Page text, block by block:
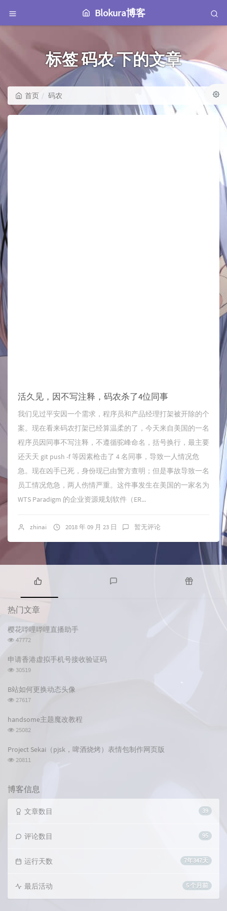
Blokura博客
标签 码农 下的文章
首页 码农
活久见，因不写注释，码农杀了4位同事
我们见过平安因一个需求，程序员和产品经理打架被开除的个
案。现在看来码农打架已经算温柔的了，今天来自美国的一名
程序员因同事不写注释，不遵循驼峰命名，括号换行，最主要
还天天 git push -f 等因素枪击了 4 名同事，导致一人情况危
急。现在凶手已死，身份现已由警方查明；但是事故导致一名
员工情况危急，两人伤情严重。这件事发生在美国的一家名为
WTS Paradigm 的企业资源规划软件（ER...
zhinai 2018 年 09 月 23 日 暂无评论
热
门
文
章
热门文章
樱花哔哩哔哩直播助手
浏
次
数:
47772
申请香港虚拟手机号接收验证码
浏
次
数:
30519
B站如何更换动态头像
浏
次
27617
handsome主题魔改教程
浏
次
数:
25082
Project Sekai（pjsk，啤酒烧烤）表情包制作网页版
浏
数:
20811
博客信息
39
文章数目
95
评论数目
7年347天
运行天数
5 个月前
最后活动